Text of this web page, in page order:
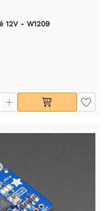
12V - W1209